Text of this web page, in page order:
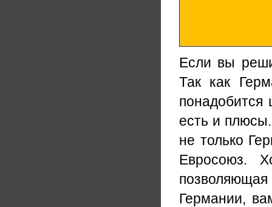
Если вы
Так как
понадобится
есть и
не только
Евросоюз.
Германии,